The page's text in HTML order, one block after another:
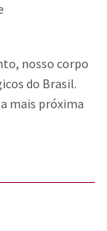
nosso corpo
do Brasil.
mais próxima